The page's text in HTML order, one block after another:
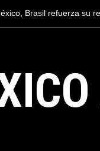
MÉXICO gana el 1er